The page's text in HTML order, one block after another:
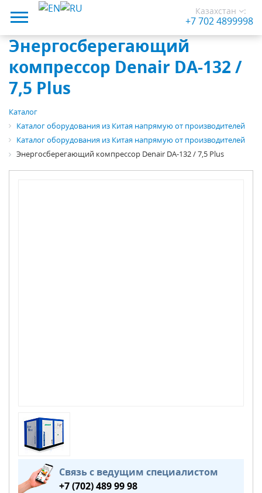
Казахстан
+7 702 4899998
:
Энергосберегающий
компрессор Denair DA-132 /
7,5 Plus
Каталог
Каталог оборудования из Китая напрямую от производителей
Каталог оборудования из Китая напрямую от производителей
Энергосберегающий компрессор Denair DA-132 / 7,5 Plus
Связь с ведущим специалистом
+7 (702) 489 99 98